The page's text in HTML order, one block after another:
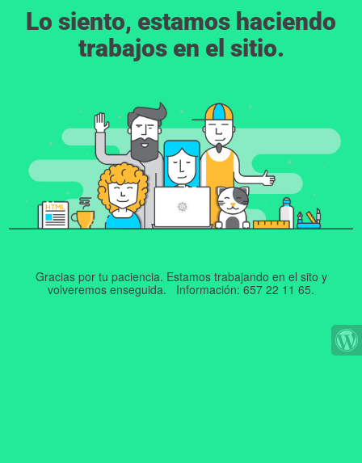
Lo siento, estamos haciendo
trabajos en el sitio.
Gracias por tu paciencia. Estamos trabajando en el sito y
volveremos enseguida. Información: 657 22 11 65.